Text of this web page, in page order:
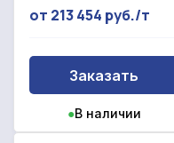
от 213 454 руб./т
Заказать
●В наличии